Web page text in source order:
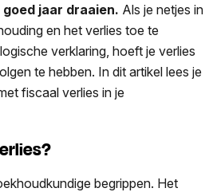
jaar draaien. Als je netjes in
en het verlies toe te
verklaring, hoeft je verlies
te hebben. In dit artikel lees je
fiscaal verlies in je
begrippen. Het